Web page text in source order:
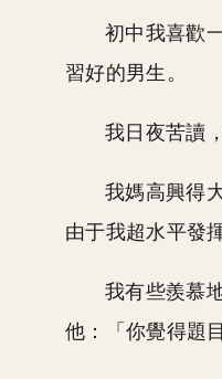
初中我喜歡
習好的男生。
我日夜苦讀
我媽高興得
由于我超水平發
我有些羨慕
他：「你覺得題